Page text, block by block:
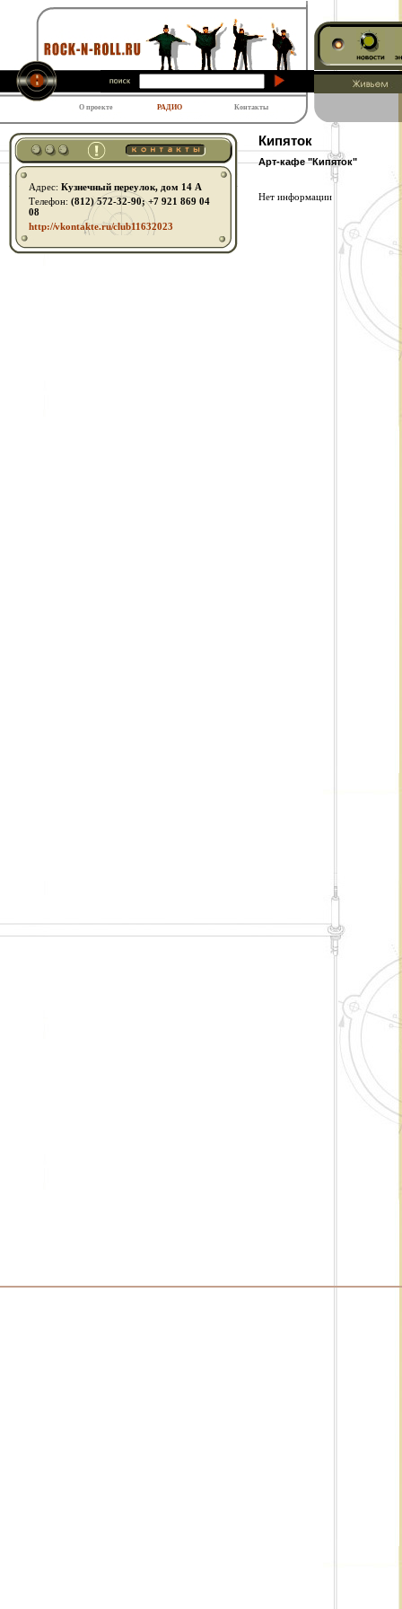
О проекте РАДИО Контакты
Адрес: Кузнечный переулок, дом 14 А
Телефон: (812) 572-32-90; +7 921 869 04
08
http:// vkontakte.ru/ club11632023
Кипяток
Арт-кафе "Кипяток"
Нет информации